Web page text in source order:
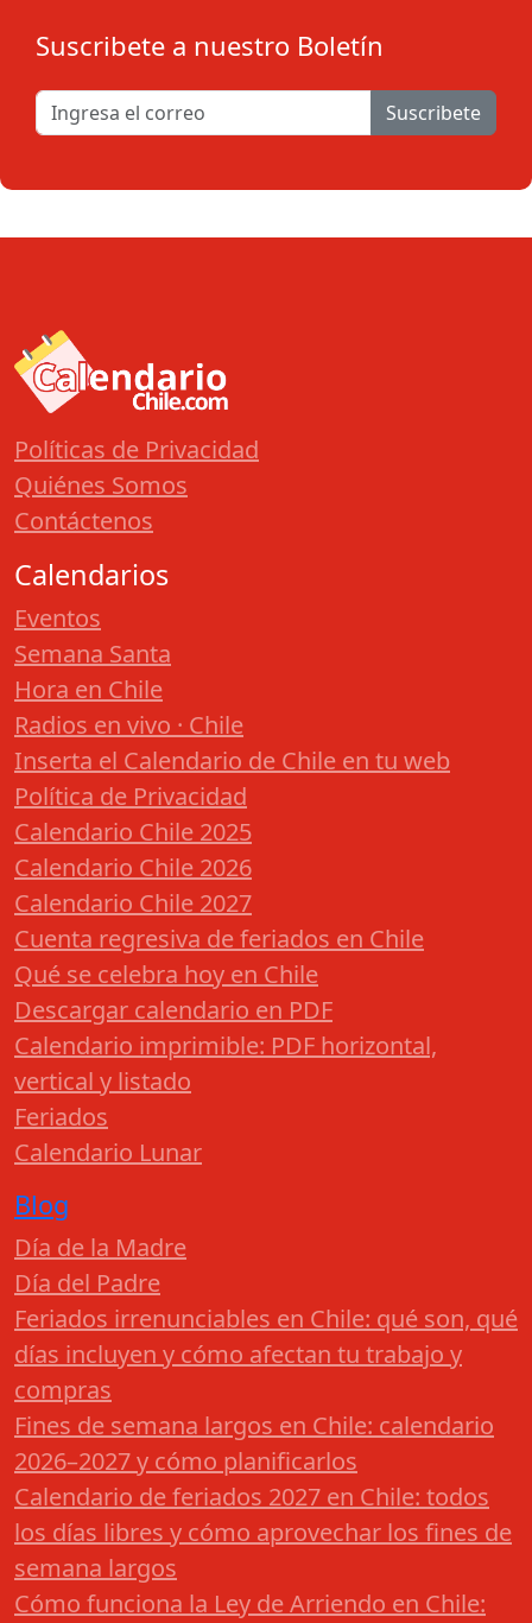
Suscribete a nuestro Boletín
Suscribete
Políticas de Privacidad
Quiénes Somos
Contáctenos
Calendarios
Eventos
Semana Santa
Hora en Chile
Radios en vivo · Chile
Inserta el Calendario de Chile en tu web
Política de Privacidad
Calendario Chile 2025
Calendario Chile 2026
Calendario Chile 2027
Cuenta regresiva de feriados en Chile
Qué se celebra hoy en Chile
Descargar calendario en PDF
Calendario imprimible: PDF horizontal,
vertical y listado
Feriados
Calendario Lunar
Blog
Día de la Madre
Día del Padre
Feriados irrenunciables en Chile: qué son, qué
días incluyen y cómo afectan tu trabajo y
compras
Fines de semana largos en Chile: calendario
2026–2027 y cómo planificarlos
Calendario de feriados 2027 en Chile: todos
los días libres y cómo aprovechar los fines de
semana largos
Cómo funciona la Ley de Arriendo en Chile: